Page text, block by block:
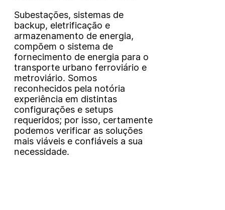
Subestações, sistemas de
backup, eletrificação e
armazenamento de energia,
compõem o sistema de
fornecimento de energia para o
transporte urbano ferroviário e
metroviário. Somos
reconhecidos pela notória
experiência em distintas
configurações e setups
requeridos; por isso, certamente
podemos verificar as soluções
mais viáveis e confiáveis a sua
necessidade.